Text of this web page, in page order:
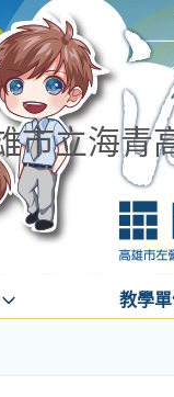
市立海青
教學